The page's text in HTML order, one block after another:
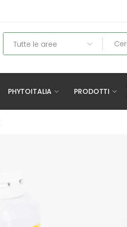
PHYTOITALIA PRODOTTI